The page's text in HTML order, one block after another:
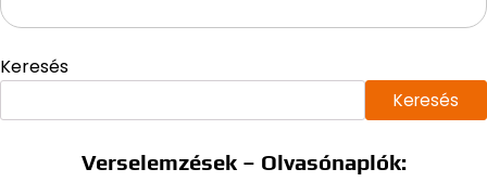
Keresés
Keresés
Verselemzések – Olvasónaplók: